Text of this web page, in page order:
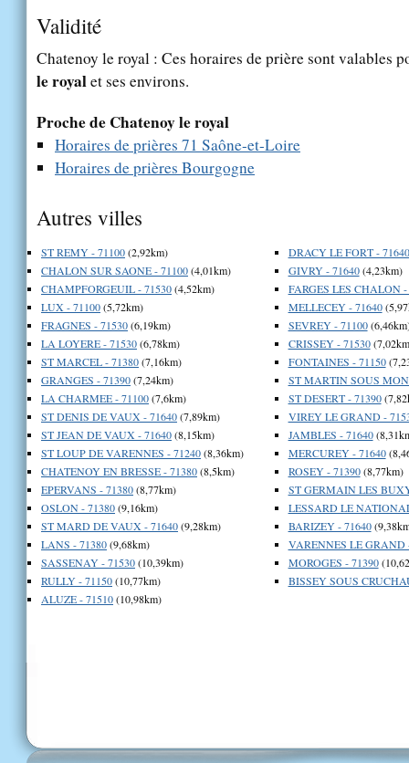
Validité
Chatenoy le royal : Ces horaires de prière sont valables
le royalet ses environs.
Proche de Chatenoy le royal
Horaires de prières 71 Saône-et-Loire
Horaires de prières Bourgogne
Autres villes
ST REMY - 71100(2,92km)
CHALON SUR SAONE - 71100(4,01km)
CHAMPFORGEUIL - 71530(4,52km)
LUX - 71100(5,72km)
FRAGNES - 71530(6,19km)
LA LOYERE - 71530(6,78km)
ST MARCEL - 71380(7,16km)
GRANGES - 71390(7,24km)
LA CHARMEE - 71100(7,6km)
ST DENIS DE VAUX - 71640(7,89km)
ST JEAN DE VAUX - 71640(8,15km)
ST LOUP DE VARENNES - 71240(8,36km)
CHATENOY EN BRESSE - 71380(8,5km)
EPERVANS - 71380(8,77km)
OSLON - 71380(9,16km)
ST MARD DE VAUX - 71640(9,28km)
LANS - 71380(9,68km)
SASSENAY - 71530(10,39km)
RULLY - 71150(10,77km)
ALUZE - 71510(10,98km)
DRACY LE FORT - 71640
GIVRY - 71640(4,23km)
FARGES LES CHALON -
MELLECEY - 71640
SEVREY - 71100
CRISSEY - 71530
FONTAINES - 71150
ST MARTIN SOUS
ST DESERT - 71390
VIREY LE GRAND -
JAMBLES - 71640
MERCUREY - 71640
ROSEY - 71390(8,77km)
ST GERMAIN LES
LESSARD LE
BARIZEY - 71640
VARENNES LE GRAND
MOROGES - 71390
BISSEY SOUS